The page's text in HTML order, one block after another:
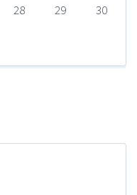
28 29
30